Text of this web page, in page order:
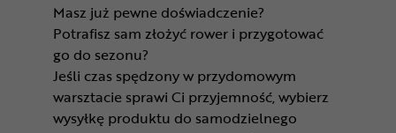
Masz już pewne doświadczenie?
Potrafisz sam złożyć rower i przygotować
go do sezonu?
Jeśli czas spędzony w przydomowym
warsztacie sprawi Ci przyjemność, wybierz
wysyłkę produktu do samodzielnego